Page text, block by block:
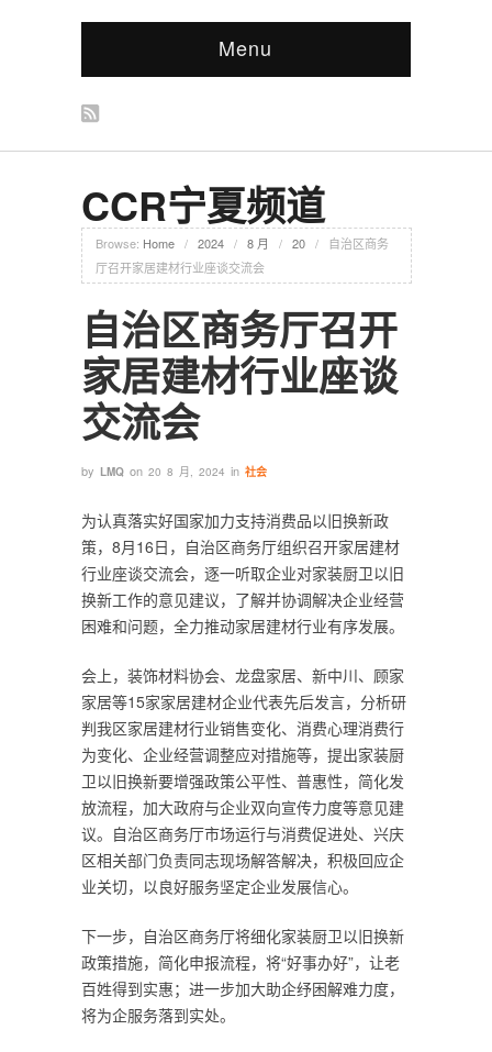
Menu
CCR宁夏频道
Browse: Home / 2024 / 8 月 / 20 /
自治区商务
厅召开家居建材行业座谈交流会
自治区商务厅召开
家居建材行业座谈
交流会
by LMQ on 20 8 月, 2024 in 社会
为认真落实好国家加力支持消费品以旧换新政
策，8月16日，自治区商务厅组织召开家居建材
行业座谈交流会，逐一听取企业对家装厨卫以旧
换新工作的意见建议，了解并协调解决企业经营
困难和问题，全力推动家居建材行业有序发展。
会上，装饰材料协会、龙盘家居、新中川、顾家
家居等15家家居建材企业代表先后发言，分析研
判我区家居建材行业销售变化、消费心理消费行
为变化、企业经营调整应对措施等，提出家装厨
卫以旧换新要增强政策公平性、普惠性，简化发
放流程，加大政府与企业双向宣传力度等意见建
议。自治区商务厅市场运行与消费促进处、兴庆
区相关部门负责同志现场解答解决，积极回应企
业关切，以良好服务坚定企业发展信心。
下一步，自治区商务厅将细化家装厨卫以旧换新
政策措施，简化申报流程，将“好事办好”，让老
百姓得到实惠；进一步加大助企纾困解难力度，
将为企服务落到实处。